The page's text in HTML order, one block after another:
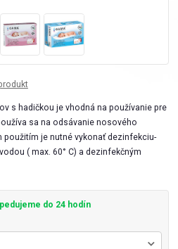
s hadičkou je vhodná na používanie pre
sa na odsávanie nosového
použitím je nutné vykonať dezinfekciu-
( max. 60° C) a dezinfekčným
do 24 hodín